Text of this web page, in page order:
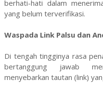
berhati-hati dalam
yang belum terverifikasi.
Waspada Link Palsu dan
Di tengah tingginya rasa
bertanggung jawab
menyebarkan tautan (link)